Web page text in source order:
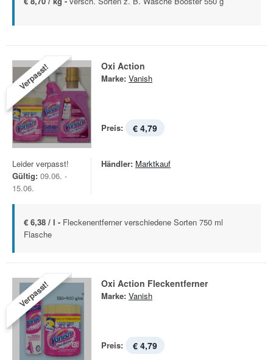
Verpasst! Oxi Action
Marke: Vanish
Preis: € 4,79
Leider verpasst!
Gültig: 09.06. -
15.06.
Händler: Marktkauf
€ 6,38 / l - Fleckenentferner verschiedene Sorten 750 ml
Flasche
Verpasst! Oxi Action Fleckentferner
Marke: Vanish
Preis: € 4,79